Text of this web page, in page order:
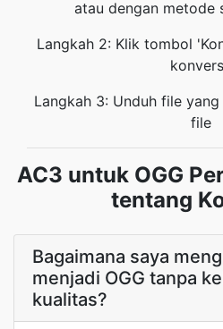
atau dengan metode
Langkah 2: Klik tombol
Langkah 3: Unduh file
file
AC3 untuk OGG
tentang
Bagaimana saya
menjadi OGG tanpa
kualitas?